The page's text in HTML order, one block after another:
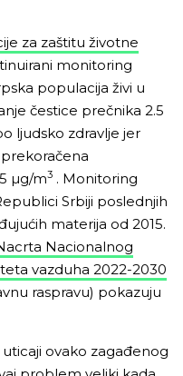
za zaštitu životne
monitoring
populacija živi u
čestice prečnika 2.5
ljudsko zdravlje jer
µg/m3 . Monitoring
Srbiji poslednjih
materija od 2015.
Nacionalnog
vazduha 2022-2030
raspravu) pokazuju
ovako zagađenog